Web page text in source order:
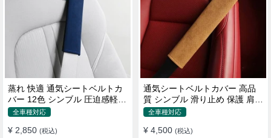
蒸れ 快適 通気シートベルトカ
バー 12色 シンブル 圧迫感軽減
保護 肩当てパッド
全車種対応
¥ 2,850 (税込)
通気シートベルトカバー 高品
質 シンブル 滑り止め 保護 肩当
てパッド 圧迫感軽減
全車種対応
¥ 4,500 (税込)